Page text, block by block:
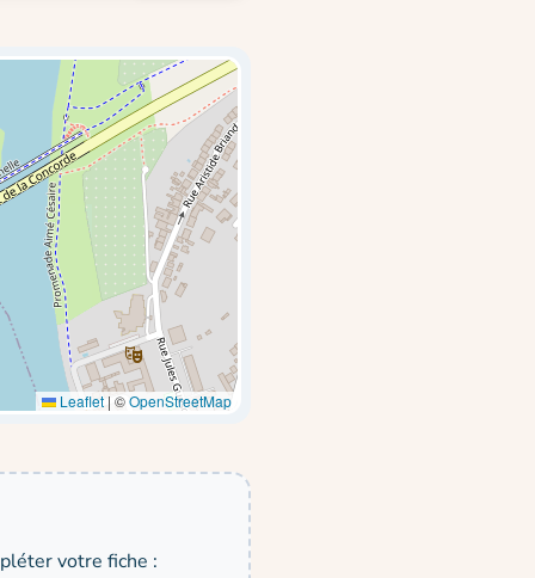
Leaflet | ©OpenStreetMap
votre fiche :